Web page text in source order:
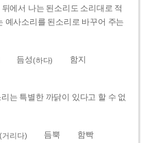
뒤에서 나는 된소리도 소리대로 적
예사소리를 된소리로 바꾸어 주는
듬성(하다)
함지
는 특별한 까닭이 있다고 할 수 없
(거리다) 듬뿍
함빡